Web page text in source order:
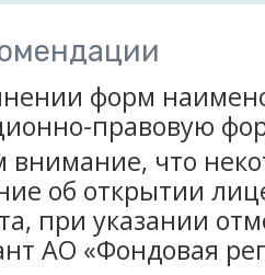
форм
правовую
что
об открытии
при указании
АО «Фондовая